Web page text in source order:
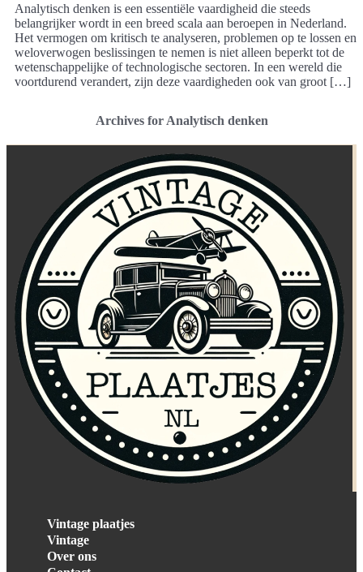
Analytisch denken is een essentiële vaardigheid die steeds
belangrijker wordt in een breed scala aan beroepen in Nederland.
Het vermogen om kritisch te analyseren, problemen op te lossen en
weloverwogen beslissingen te nemen is niet alleen beperkt tot de
wetenschappelijke of technologische sectoren. In een wereld die
voortdurend verandert, zijn deze vaardigheden ook van groot […]
Archives for Analytisch denken
Vintage plaatjes
Vintage
Over ons